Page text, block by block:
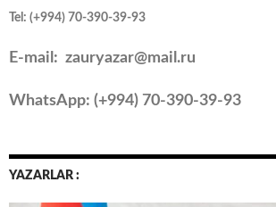
Tel: (+994) 70-390-39-93
E-mail: zauryazar@mail.ru
WhatsApp: (+994) 70-390-39-93
YAZARLAR :